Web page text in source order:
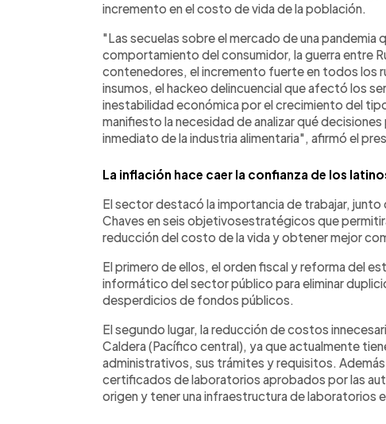
incremento en el costo de vida de la población.
"Las secuelas sobre el mercado de una pandemia
comportamiento del consumidor, la guerra entre
contenedores, el incremento fuerte en todos los
insumos, el hackeo delincuencial que afectó los
inestabilidad económica por el crecimiento del
manifiesto la necesidad de analizar qué
inmediato de la industria alimentaria", afirmó el
La inflación hace caer la confianza de los
El sector destacó la importancia de trabajar,
Chaves en seis objetivosestratégicos que
reducción del costo de la vida y obtener mejor
El primero de ellos, el orden fiscal y reforma del
informático del sector público para eliminar
desperdicios de fondos públicos.
El segundo lugar, la reducción de costos
Caldera (Pacífico central), ya que actualmente
administrativos, sus trámites y requisitos.
certificados de laboratorios aprobados por las
origen y tener una infraestructura de laboratorios